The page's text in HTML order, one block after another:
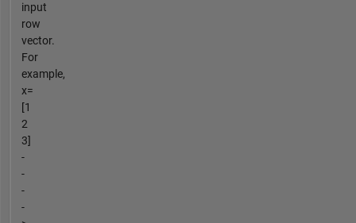
input
row
vector.
For
example,
x=
[1
2
3]
-
-
-
-